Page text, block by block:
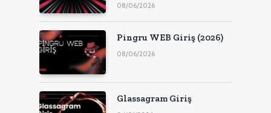
08/06/2026
Pingru WEB Giriş (2026)
08/06/2026
Glassagram Giriş